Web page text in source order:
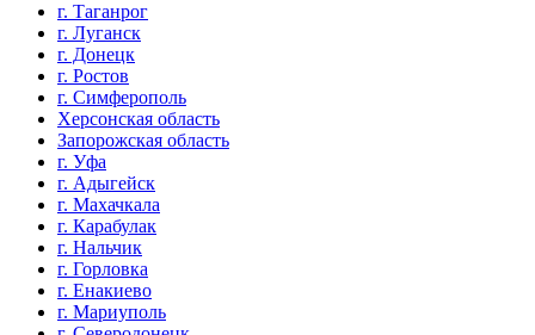
г. Таганрог
г. Луганск
г. Донецк
г. Ростов
г. Симферополь
Херсонская область
Запорожская область
г. Уфа
г. Адыгейск
г. Махачкала
г. Карабулак
г. Нальчик
г. Горловка
г. Енакиево
г. Мариуполь